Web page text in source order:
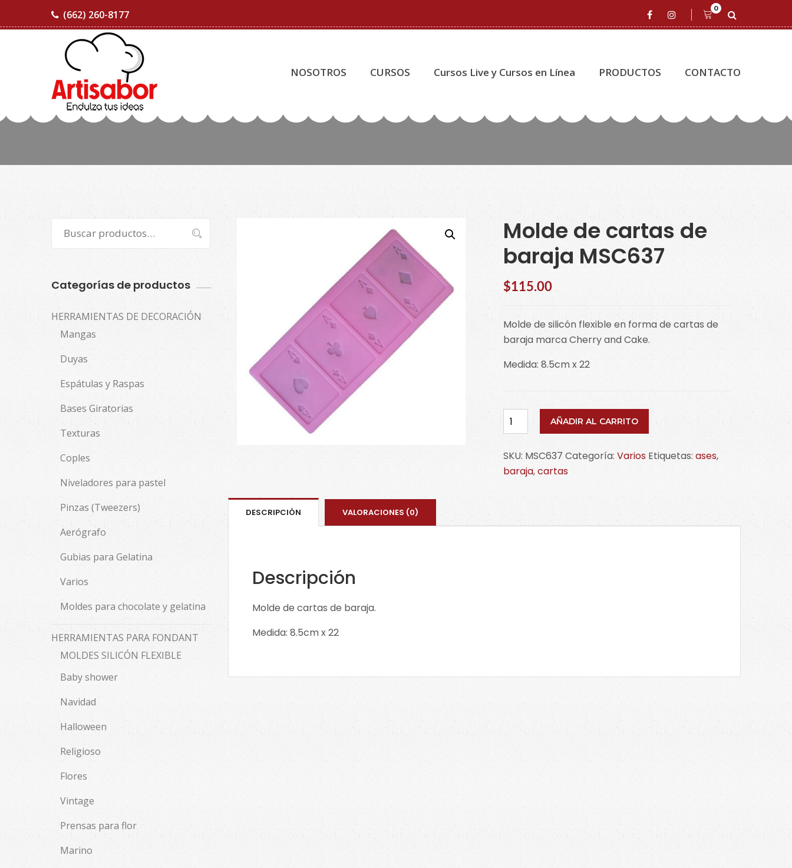
(662) 260-8177 0
NOSOTROS CURSOS Cursos Live y Cursos en Línea PRODUCTOS CONTACTO
Molde de cartas de
baraja MSC637
$115.00
Molde de silicón flexible en forma de cartas de
baraja marca Cherry and Cake.
Medida: 8.5cm x 22
Molde
de
de
baraja
AÑADIR AL CARRITO
SKU: MSC637 Categoría:Varios Etiquetas:ases,
baraja,cartas
DESCRIPCIÓN VALORACIONES (0)
Descripción
Molde de cartas de baraja.
Medida: 8.5cm x 22
por:
Buscar
Categorías de productos
HERRAMIENTAS DE DECORACIÓN
Mangas
Duyas
Espátulas y Raspas
Bases Giratorias
Texturas
Coples
Niveladores para pastel
Pinzas (Tweezers)
Aerógrafo
Gubias para Gelatina
Varios
Moldes para chocolate y gelatina
HERRAMIENTAS PARA FONDANT
MOLDES SILICÓN FLEXIBLE
Baby shower
Navidad
Halloween
Religioso
Flores
Vintage
Prensas para flor
Marino